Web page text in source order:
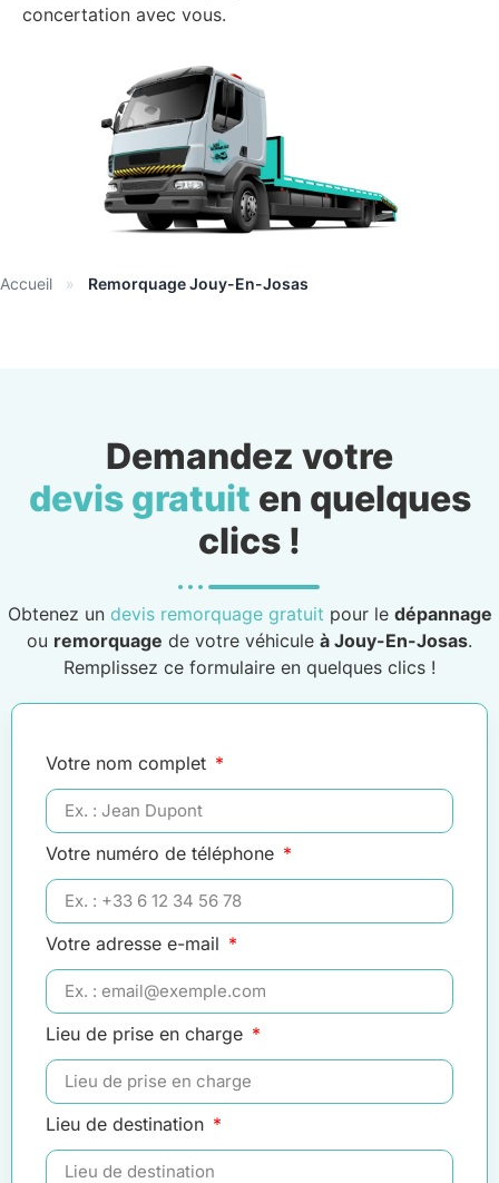
concertation avec vous.
Accueil » Remorquage Jouy-En-Josas
Demandez votre
devis gratuit en quelques
clics !
Obtenez un devis remorquage gratuit pour le dépannage
ou remorquage de votre véhicule à Jouy-En-Josas.
Remplissez ce formulaire en quelques clics !
Votre nom complet
Votre numéro de téléphone
Votre adresse e-mail
Lieu de prise en charge
Lieu de destination